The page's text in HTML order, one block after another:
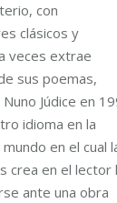
con
clásicos y
veces extrae
sus poemas,
Júdice en
idioma en la
en el cual
crea en el lector
ante una obra